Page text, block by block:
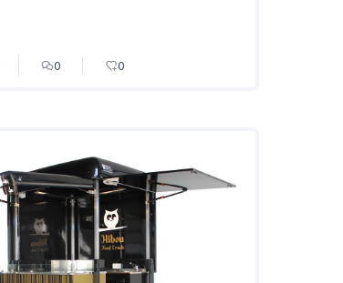
0 0